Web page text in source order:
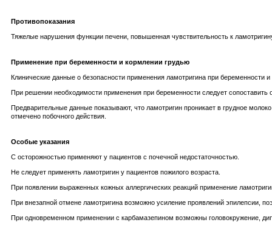
Противопоказания
Тяжелые нарушения функции печени, повышенная чувствительность к
Применение при беременности и кормлении грудью
Клинические данные о безопасности применения ламотригина при беременности
При решении необходимости применения при беременности следует
Предварительные данные показывают, что ламотригин проникает в грудное
отмечено побочного действия.
Особые указания
С осторожностью применяют у пациентов с почечной недостаточностью.
Не следует применять ламотригин у пациентов пожилого возраста.
При появлении выраженных кожных аллергических реакций применение
При внезапной отмене ламотригина возможно усиление проявлений эпилепсии,
При одновременном применении с карбамазепином возможны головокружение,